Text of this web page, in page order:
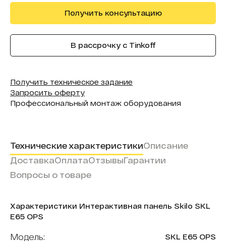
Получить консультацию
В рассрочку с Tinkoff
Получить техническое задание
Запросить оферту
Профессиональный монтаж оборудования
Технические характеристикиОписание
ДоставкаОплатаОтзывыГарантии
Вопросы о товаре
Характеристики Интерактивная панель Skilo SKL
E65 OPS
Модель: SKL E65 OPS